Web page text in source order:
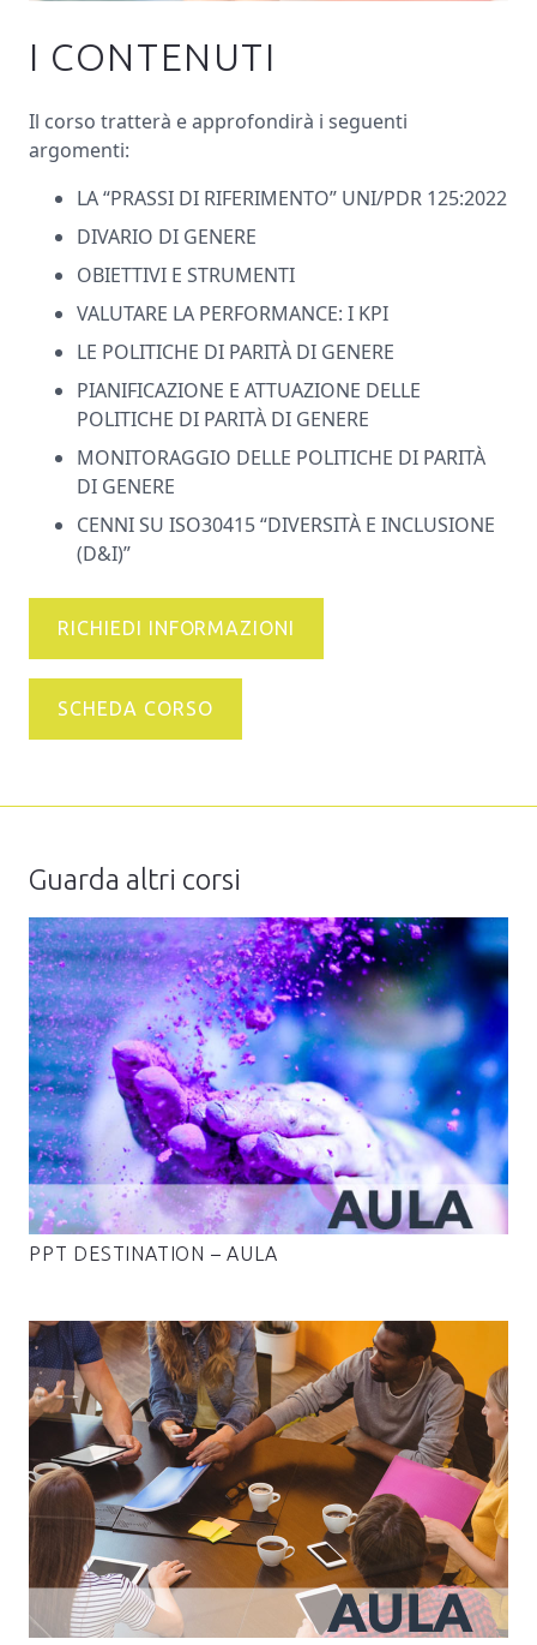
I CONTENUTI
Il corso tratterà e approfondirà i seguenti
argomenti:
LA “PRASSI DI RIFERIMENTO” UNI/PDR 125:2022
DIVARIO DI GENERE
OBIETTIVI E STRUMENTI
VALUTARE LA PERFORMANCE: I KPI
LE POLITICHE DI PARITÀ DI GENERE
PIANIFICAZIONE E ATTUAZIONE DELLE
POLITICHE DI PARITÀ DI GENERE
MONITORAGGIO DELLE POLITICHE DI PARITÀ
DI GENERE
CENNI SU ISO30415 “DIVERSITÀ E INCLUSIONE
(D&I)”
RICHIEDI INFORMAZIONI
SCHEDA CORSO
Guarda altri corsi
PPT DESTINATION – AULA